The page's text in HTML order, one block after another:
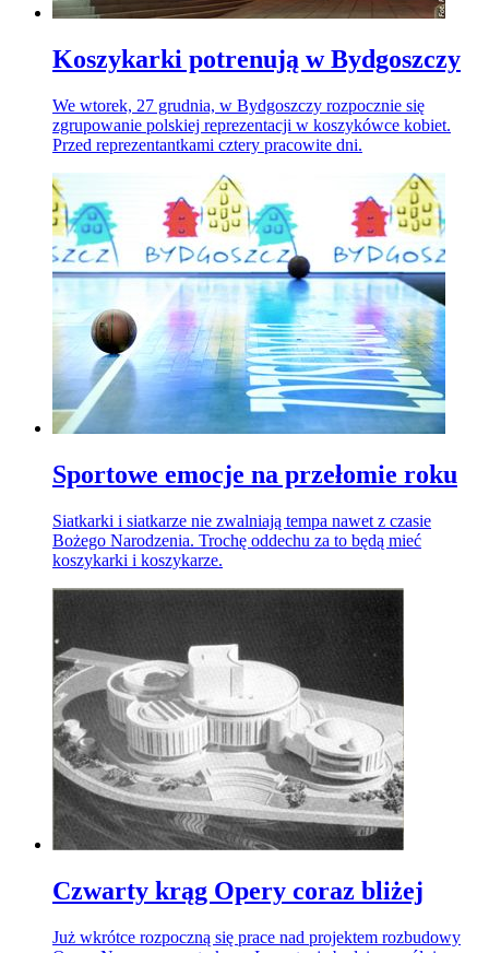
Koszykarki potrenują w Bydgoszczy
We wtorek, 27 grudnia, w Bydgoszczy rozpocznie się
zgrupowanie polskiej reprezentacji w koszykówce kobiet.
Przed reprezentantkami cztery pracowite dni.
Sportowe emocje na przełomie roku
Siatkarki i siatkarze nie zwalniają tempa nawet z czasie
Bożego Narodzenia. Trochę oddechu za to będą mieć
koszykarki i koszykarze.
Czwarty krąg Opery coraz bliżej
Już wkrótce rozpoczną się prace nad projektem rozbudowy